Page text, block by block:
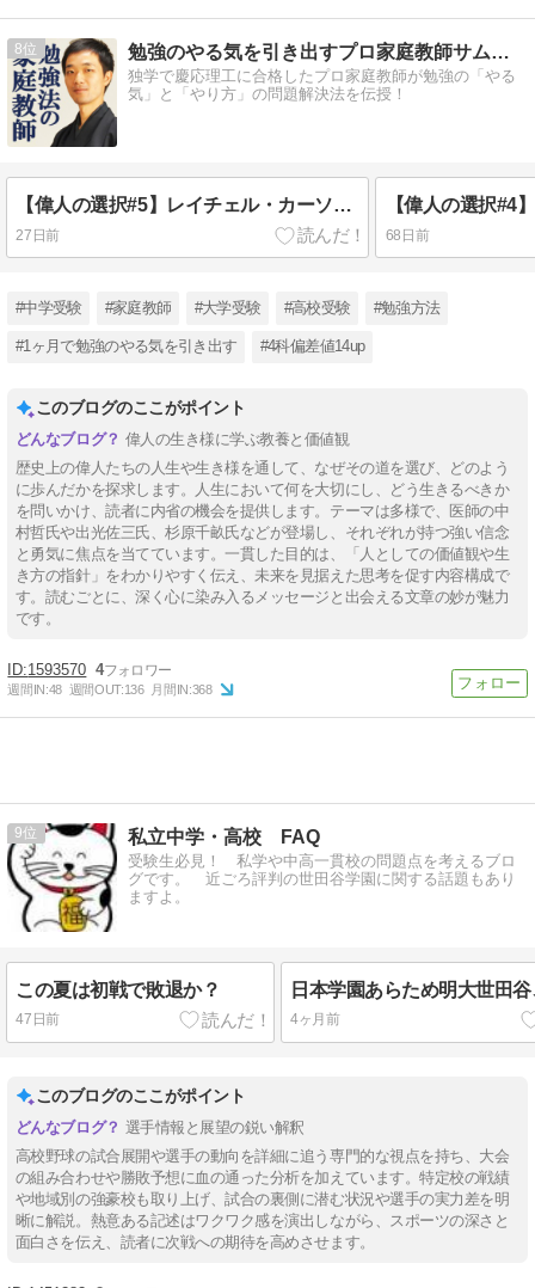
8 勉強のやる気を引き出すプロ家庭教師サムライ先生
独学で慶応理工に合格したプロ家庭教師が勉強の「やる
気」と「やり方」の問題解決法を伝授！
【偉人の選択#5】レイチェル・カーソン『沈黙の春』―世界を動かした一冊
27日前 68日前
#中学受験 #家庭教師 #大学受験 #高校受験 #勉強方法
#1ヶ月で勉強のやる気を引き出す #4科偏差値14up
このブログのここがポイント
偉人の生き様に学ぶ教養と価値観
歴史上の偉人たちの人生や生き様を通して、なぜその道を選び、どのよう
に歩んだかを探求します。人生において何を大切にし、どう生きるべきか
を問いかけ、読者に内省の機会を提供します。テーマは多様で、医師の中
村哲氏や出光佐三氏、杉原千畝氏などが登場し、それぞれが持つ強い信念
と勇気に焦点を当てています。一貫した目的は、「人としての価値観や生
き方の指針」をわかりやすく伝え、未来を見据えた思考を促す内容構成で
す。読むごとに、深く心に染み入るメッセージと出会える文章の妙が魅力
です。
1593570 4
週間IN:48 週間OUT:136 月間IN:368
9 私立中学・高校 FAQ
受験生必見！ 私学や中高一貫校の問題点を考えるブロ
グです。 近ごろ評判の世田谷学園に関する話題もあり
ますよ。
この夏は初戦で敗退か？
47日前
日本学園あらため明大世田
4ヶ月前
このブログのここがポイント
選手情報と展望の鋭い解釈
高校野球の試合展開や選手の動向を詳細に追う専門的な視点を持ち、大会
の組み合わせや勝敗予想に血の通った分析を加えています。特定校の戦績
や地域別の強豪校も取り上げ、試合の裏側に潜む状況や選手の実力差を明
晰に解説。熱意ある記述はワクワク感を演出しながら、スポーツの深さと
面白さを伝え、読者に次戦への期待を高めさせます。